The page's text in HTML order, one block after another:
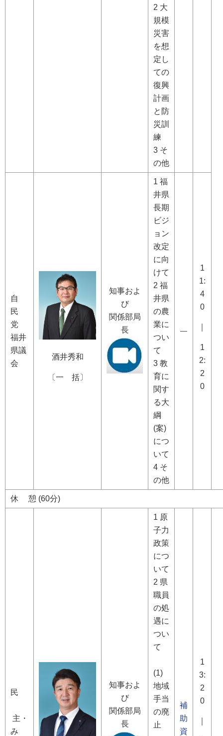
2 大
規模
災害
を想
定し
ての
復興
計画
と防
災訓
練
3 そ
の他
自
民
党
福井
県議
会
酒井秀和
〔一 括〕
知事およ
び
関係部局
長
1 福
井県
長期
ビジ
ョン
改定
に向
けて
2 福
井県
の農
業に
つい
て
3 教
育に
関す
る大
綱
(案)
につ
いて
4 そ
の他
―
1
1:
4
0
1
2:
2
0
休 憩 (60分)
民
主・
み
知事およ
び
関係部局
長
1 原
子力
政策
につ
いて
2 県
職員
の処
遇に
つい
て
(1)
地域
手当
の廃
止
補
助
資
1
3:
2
0